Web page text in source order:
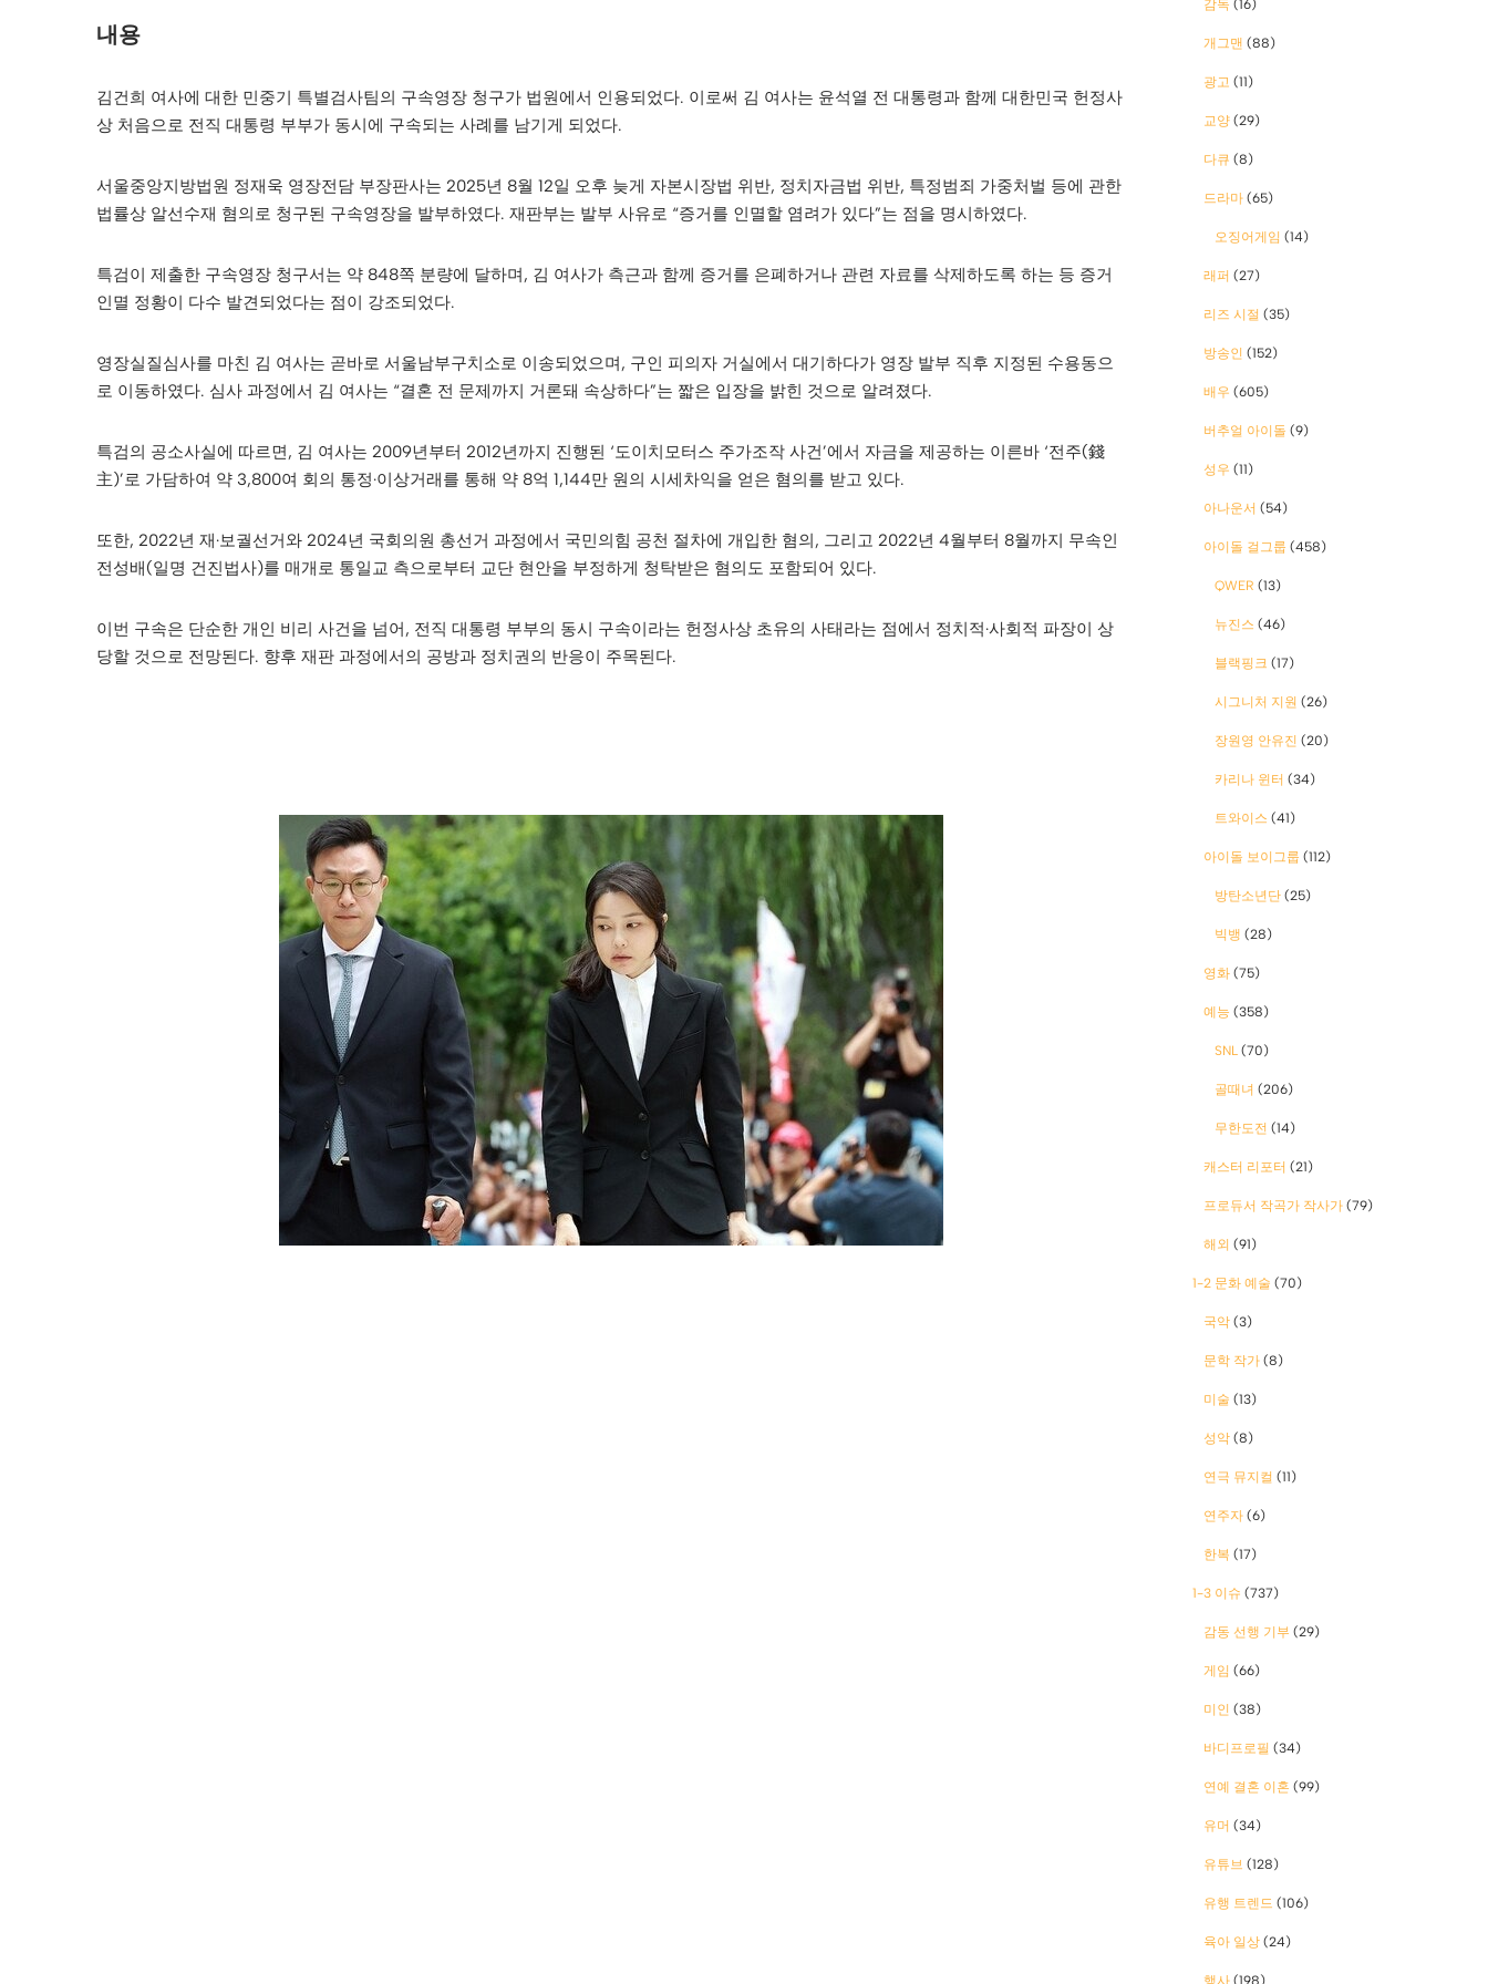
내용
김건희 여사에 대한 민중기 특별검사팀의 구속영장 청구가 법원에서 인용되었다. 이로써 김 여사는 윤석열 전 대통령과 함께 대한민국 헌정사
상 처음으로 전직 대통령 부부가 동시에 구속되는 사례를 남기게 되었다.
서울중앙지방법원 정재욱 영장전담 부장판사는 2025년 8월 12일 오후 늦게 자본시장법 위반, 정치자금법 위반, 특정범죄 가중처벌 등에 관한
법률상 알선수재 혐의로 청구된 구속영장을 발부하였다. 재판부는 발부 사유로 “증거를 인멸할 염려가 있다”는 점을 명시하였다.
특검이 제출한 구속영장 청구서는 약 848쪽 분량에 달하며, 김 여사가 측근과 함께 증거를 은폐하거나 관련 자료를 삭제하도록 하는 등 증거
인멸 정황이 다수 발견되었다는 점이 강조되었다.
영장실질심사를 마친 김 여사는 곧바로 서울남부구치소로 이송되었으며, 구인 피의자 거실에서 대기하다가 영장 발부 직후 지정된 수용동으
로 이동하였다. 심사 과정에서 김 여사는 “결혼 전 문제까지 거론돼 속상하다”는 짧은 입장을 밝힌 것으로 알려졌다.
특검의 공소사실에 따르면, 김 여사는 2009년부터 2012년까지 진행된 ‘도이치모터스 주가조작 사건’에서 자금을 제공하는 이른바 ‘전주(錢
主)’로 가담하여 약 3,800여 회의 통정·이상거래를 통해 약 8억 1,144만 원의 시세차익을 얻은 혐의를 받고 있다.
또한, 2022년 재·보궐선거와 2024년 국회의원 총선거 과정에서 국민의힘 공천 절차에 개입한 혐의, 그리고 2022년 4월부터 8월까지 무속인
전성배(일명 건진법사)를 매개로 통일교 측으로부터 교단 현안을 부정하게 청탁받은 혐의도 포함되어 있다.
이번 구속은 단순한 개인 비리 사건을 넘어, 전직 대통령 부부의 동시 구속이라는 헌정사상 초유의 사태라는 점에서 정치적·사회적 파장이 상
당할 것으로 전망된다. 향후 재판 과정에서의 공방과 정치권의 반응이 주목된다.
감독 (16)
개그맨 (88)
광고 (11)
교양 (29)
다큐 (8)
드라마 (65)
오징어게임 (14)
래퍼 (27)
리즈 시절 (35)
방송인 (152)
배우 (605)
버추얼 아이돌 (9)
성우 (11)
아나운서 (54)
아이돌 걸그룹 (458)
QWER (13)
뉴진스 (46)
블랙핑크 (17)
시그니처 지원 (26)
장원영 안유진 (20)
카리나 윈터 (34)
트와이스 (41)
아이돌 보이그룹 (112)
방탄소년단 (25)
빅뱅 (28)
영화 (75)
예능 (358)
SNL (70)
골때녀 (206)
무한도전 (14)
캐스터 리포터 (21)
프로듀서 작곡가 작사가 (79)
해외 (91)
1-2 문화 예술 (70)
국악 (3)
문학 작가 (8)
미술 (13)
성악 (8)
연극 뮤지컬 (11)
연주자 (6)
한복 (17)
1-3 이슈 (737)
감동 선행 기부 (29)
게임 (66)
미인 (38)
바디프로필 (34)
연예 결혼 이혼 (99)
유머 (34)
유튜브 (128)
유행 트렌드 (106)
육아 일상 (24)
행사 (198)